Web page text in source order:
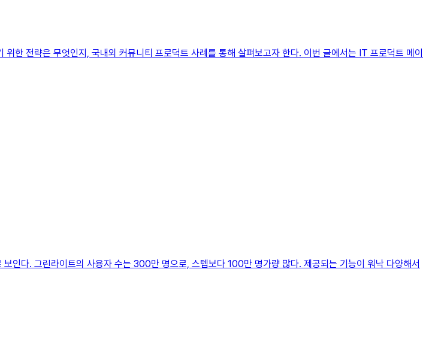
한 전략은 무엇인지, 국내외 커뮤니티 프로덕트 사례를 통해 살펴보고자 한다. 이번 글에서는 IT 프로덕트 메이
인다. 그린라이트의 사용자 수는 300만 명으로, 스텝보다 100만 명가량 많다. 제공되는 기능이 워낙 다양해서